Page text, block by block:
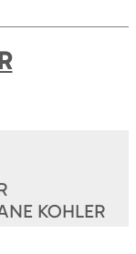
KOHLER